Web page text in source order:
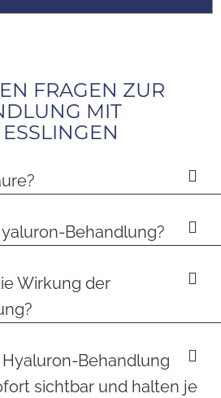
FRAGEN ZUR
MIT
Behandlung?
Wirkung der
Behandlung
sichtbar und halten je